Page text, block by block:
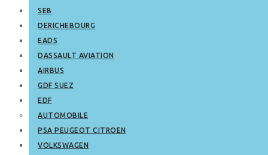
SEB
DERICHEBOURG
EADS
DASSAULT AVIATION
AIRBUS
GDF SUEZ
EDF
AUTOMOBILE
PSA PEUGEOT CITROEN
VOLKSWAGEN